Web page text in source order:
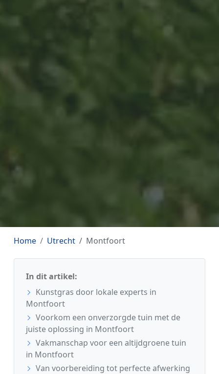
Home Utrecht Montfoort
In dit artikel:
Kunstgras door lokale experts in
Montfoort
Voorkom een onverzorgde tuin met de
juiste oplossing in Montfoort
Vakmanschap voor een altijdgroene tuin
in Montfoort
Van voorbereiding tot perfecte afwerking